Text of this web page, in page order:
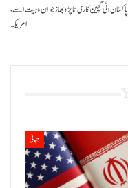
پاکستان اٹی گچین کاری تا پڑو بھاز جوان ءُ ہیت اسے،
امریکہ
جہانی